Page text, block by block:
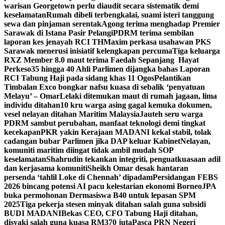
warisan Georgetown perlu diaudit secara sistematik demi
keselamatanRumah dibeli terbengkalai, suami isteri tanggung
sewa dan pinjaman serentakAgong terima menghadap Premier
Sarawak di Istana Pasir PelangiPDRM terima sembilan
laporan kes jenayah RCI THMaxim perkasa usahawan PKS
Sarawak menerusi inisiatif kelengkapan percumaTiga keluarga
RXZ Member 8.0 maut terima Faedah Sepanjang Hayat
Perkeso35 hingga 40 Ahli Parlimen dijangka bahas Laporan
RCI Tabung Haji pada sidang khas 11 OgosPelantikan
Timbalan Exco bongkar nafsu kuasa di sebalik ‘penyatuan
Melayu’ – OmarLelaki ditemukan maut di rumah jagaan, lima
individu ditahan10 kru warga asing gagal kemuka dokumen,
vesel nelayan ditahan Maritim MalaysiaJauteh seru warga
PDRM sambut perubahan, manfaat teknologi demi tingkat
kecekapanPKR yakin Kerajaan MADANI kekal stabil, tolak
cadangan bubar Parlimen jika DAP keluar KabinetNelayan,
komuniti maritim diingat tidak ambil mudah SOP
keselamatanShahrudin tekankan integriti, penguatkuasaan adil
dan kerjasama komunitiSheikh Omar desak hantaran
persenda ‘tahlil Loke di Chennah’ dipadamPersidangan FEBS
2026 bincang potensi AI pacu kelestarian ekonomi BorneoJPA
buka permohonan Dermasiswa B40 untuk lepasan SPM
2025Tiga pekerja stesen minyak ditahan salah guna subsidi
BUDI MADANIBekas CEO, CFO Tabung Haji ditahan,
disyaki salah guna kuasa RM370 jutaPasca PRN Negeri